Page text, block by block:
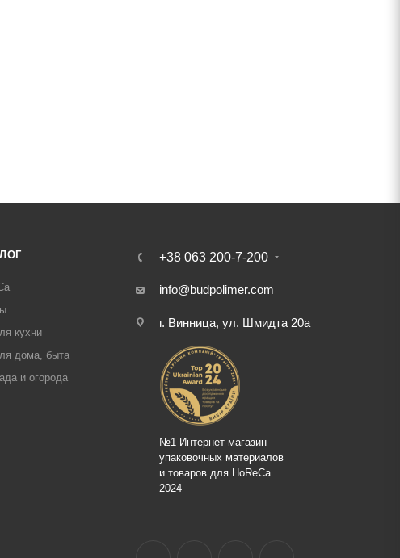
кухни
дома, быта
и огорода
+38 063 200-7-200
info@budpolimer.com
г. Винница, ул. Шмидта 20а
№1 Интернет-магазин
упаковочных материалов
и товаров для HoReCa
2024